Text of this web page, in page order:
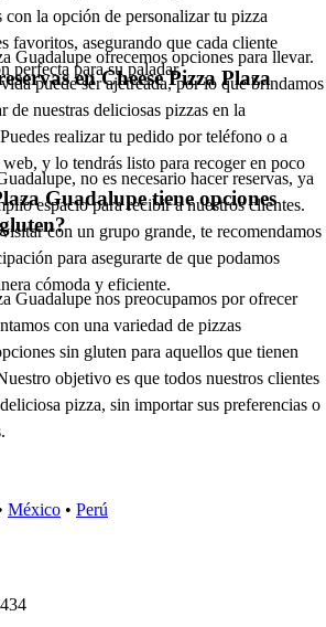
con la opción de personalizar tu pizza
favoritos, asegurando que cada cliente
perfecta para su paladar.
Guadalupe ofrecemos opciones para llevar.
puede ser ajetreada, por lo que brindamos
nuestras deliciosas pizzas en la
realizar tu pedido por teléfono o a
y lo tendrás listo para recoger en poco
en Cheese Pizza Plaza
no es necesario hacer reservas, ya
espacio para recibir a nuestros clientes.
con un grupo grande, te recomendamos
para asegurarte de que podamos
cómoda y eficiente.
Guadalupe tiene opciones
Guadalupe nos preocupamos por ofrecer
con una variedad de pizzas
sin gluten para aquellos que tienen
objetivo es que todos nuestros clientes
pizza, sin importar sus preferencias o
México • Perú